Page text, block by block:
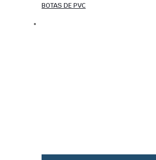
BOTAS DE PVC